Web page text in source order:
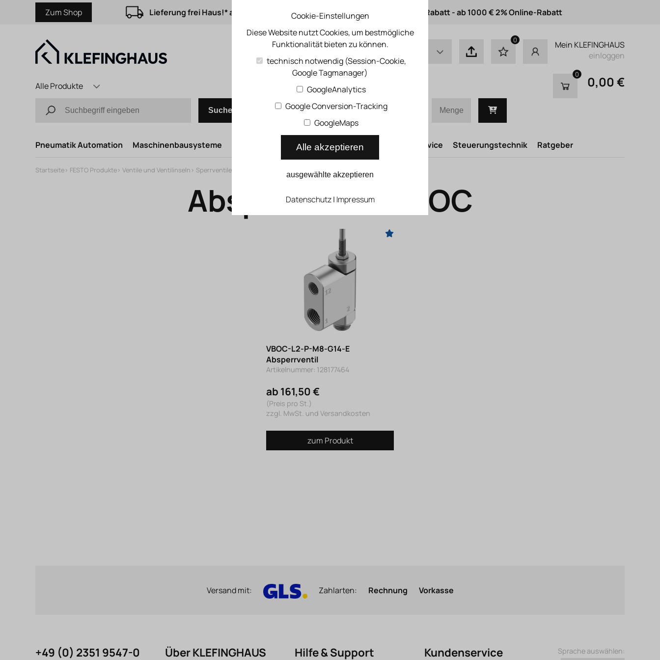
Zum Shop Lieferung frei Haus!* ab 50 € Auftragswert ab 500 € 1% Online-Rabatt - ab 1000 € 2% Online-Rabatt
0
Mein KLEFINGHAUS
einloggen
Alle Produkte
Suchen
Schnellbestellung
0 0,00 €
Pneumatik Automation Maschinenbausysteme Druckluftsysteme Kompressoren Service Steuerungstechnik Ratgeber
Startseite> FESTO Produkte> Ventile und Ventilinseln > Sperrventile Pneumatik Absperrventile und Kugelhähne
Absperrventil VBOC
VBOC-L2-P-M8-G14-E
Absperrventil
Artikelnummer: 128177464
ab 161,50 €
(Preis pro St.)
zzgl. MwSt. und Versandkosten
zum Produkt
Versand mit: Zahlarten: Rechnung Vorkasse
+49 (0) 2351 9547-0 Über KLEFINGHAUS Hilfe & Support Kundenservice Sprache auswählen:
Cookie-Einstellungen
Diese Website nutzt Cookies, um bestmögliche
Funktionalität bieten zu können.
technisch notwendig (Session-Cookie,
Google Tagmanager)
GoogleAnalytics
Google Conversion-Tracking
GoogleMaps
Alle akzeptieren
ausgewählte akzeptieren
Datenschutz| Impressum